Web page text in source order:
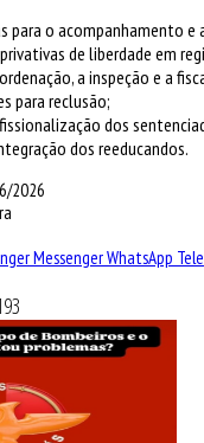
para o acompanhamento e
de liberdade em
a inspeção e a
para reclusão;
dos
dos reeducandos.
2026
MessengerWhatsApp